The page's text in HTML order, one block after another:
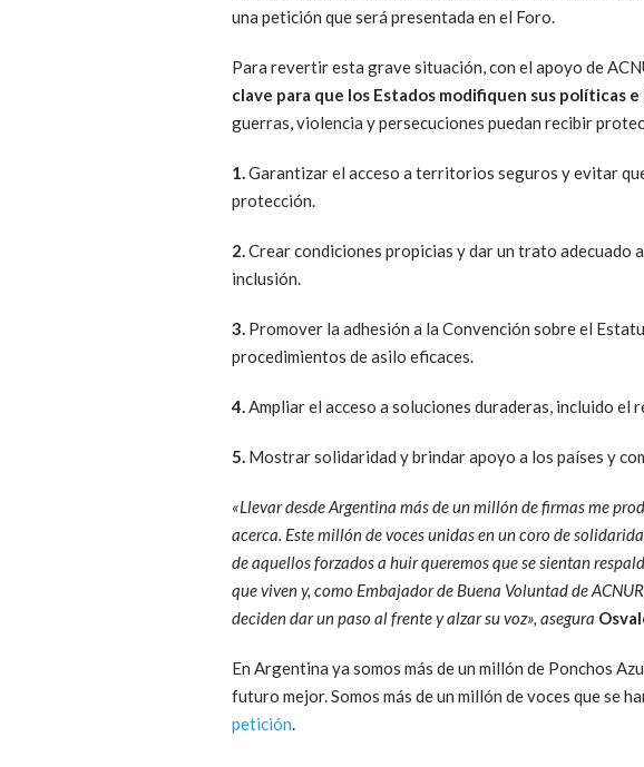
una petición que será presentada en el Foro.
Para revertir esta grave situación, con el apoyo de
clave para que los Estados modifiquen sus políticas
guerras, violencia y persecuciones puedan recibir
1.Garantizar el acceso a territorios seguros y evitar
protección.
2.Crear condiciones propicias y dar un trato adecuado
inclusión.
3. Promover la adhesión a la Convención sobre el
procedimientos de asilo eficaces.
4.Ampliar el acceso a soluciones duraderas, incluido el
5. Mostrar solidaridad y brindar apoyo a los países y
«Llevar desde Argentina más de un millón de firmas me
acerca. Este millón de voces unidas en un coro de
de aquellos forzados a huir queremos que se sientan
que viven y, como Embajador de Buena Voluntad de
deciden dar un paso al frente y alzar su voz», asegura
En Argentina ya somos más de un millón de Ponchos
futuro mejor. Somos más de un millón de voces que se
petición.